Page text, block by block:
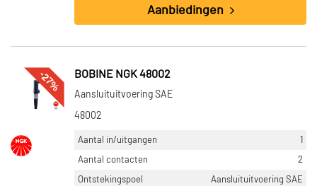
Aanbiedingen
-27% BOBINE NGK 48002
Aansluituitvoering SAE
48002
Aantal in/uitgangen
1
Aantal contacten
2
Ontstekingspoel
Aansluituitvoering SAE